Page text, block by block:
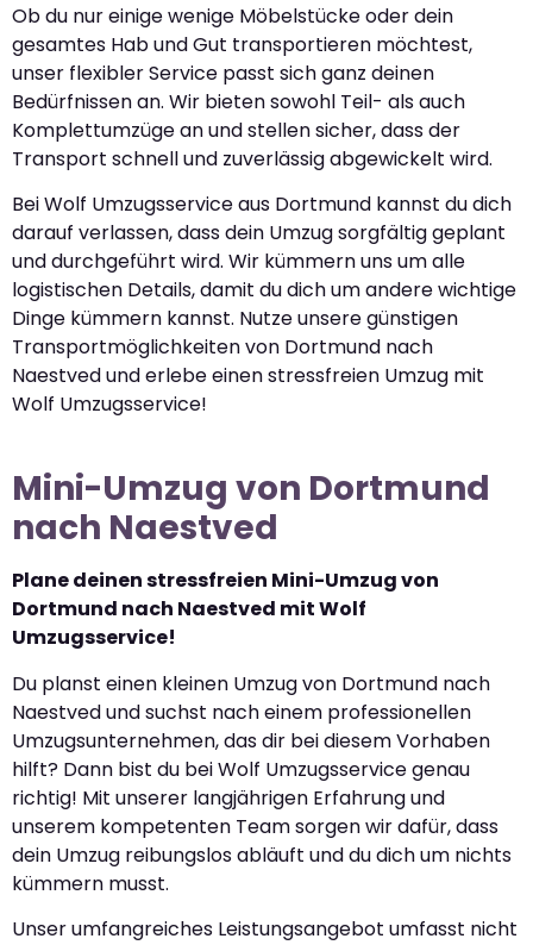
Ob du nur einige wenige Möbelstücke oder dein
gesamtes Hab und Gut transportieren möchtest,
unser flexibler Service passt sich ganz deinen
Bedürfnissen an. Wir bieten sowohl Teil- als auch
Komplettumzüge an und stellen sicher, dass der
Transport schnell und zuverlässig abgewickelt wird.
Bei Wolf Umzugsservice aus Dortmund kannst du dich
darauf verlassen, dass dein Umzug sorgfältig geplant
und durchgeführt wird. Wir kümmern uns um alle
logistischen Details, damit du dich um andere wichtige
Dinge kümmern kannst. Nutze unsere günstigen
Transportmöglichkeiten von Dortmund nach
Naestved und erlebe einen stressfreien Umzug mit
Wolf Umzugsservice!
Mini-Umzug von Dortmund
nach Naestved
Plane deinen stressfreien Mini-Umzug von
Dortmund nach Naestved mit Wolf
Umzugsservice!
Du planst einen kleinen Umzug von Dortmund nach
Naestved und suchst nach einem professionellen
Umzugsunternehmen, das dir bei diesem Vorhaben
hilft? Dann bist du bei Wolf Umzugsservice genau
richtig! Mit unserer langjährigen Erfahrung und
unserem kompetenten Team sorgen wir dafür, dass
dein Umzug reibungslos abläuft und du dich um nichts
kümmern musst.
Unser umfangreiches Leistungsangebot umfasst nicht